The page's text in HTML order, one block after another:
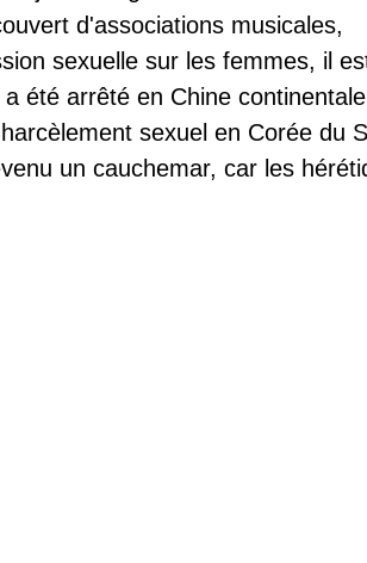
d'associations musicales,
sexuelle sur les femmes, il
été arrêté en Chine
sexuel en Corée du
un cauchemar, car les